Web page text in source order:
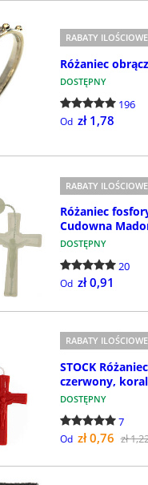
RABATY ILOŚCIOWE
Różaniec
DOSTĘPNY
196
Od zł 1,78
RABATY ILOŚCIOWE
Różaniec
Cudowna
DOSTĘPNY
20
Od zł 0,91
RABATY ILOŚCIOWE
STOCK
czerwony,
DOSTĘPNY
7
Od zł 0,76 zł